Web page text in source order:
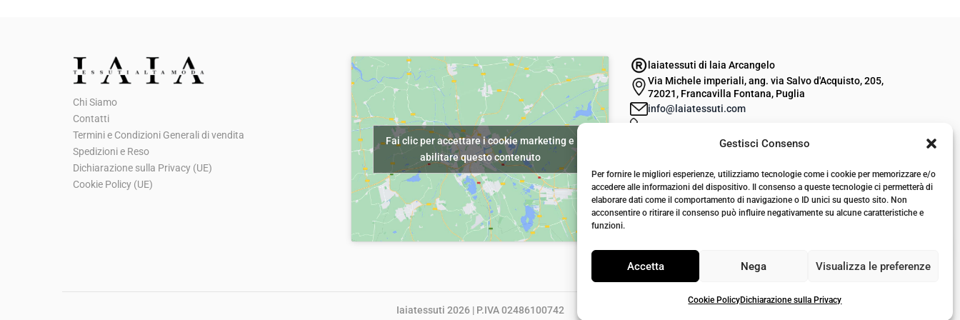
Gestisci Consenso
Per fornire le migliori esperienze, utilizziamo tecnologie come i cookie per memorizzare e/o
accedere alle informazioni del dispositivo. Il consenso a queste tecnologie ci permetterà di
elaborare dati come il comportamento di navigazione o ID unici su questo sito. Non
acconsentire o ritirare il consenso può influire negativamente su alcune caratteristiche e
funzioni.
Accetta Nega Visualizza le preferenze
Cookie PolicyDichiarazione sulla Privacy
z
o
r
i
i
n
a
l
t
t
l
e
è
5
Chi Siamo
Contatti
Termini e Condizioni Generali di vendita
Spedizioni e Reso
Dichiarazione sulla Privacy (UE)
Cookie Policy (UE)
Fai clic per accettare i cookie marketing e
abilitare questo contenuto
laiatessuti di laia Arcangelo
Via Michele imperiali, ang. via Salvo d'Acquisto, 205,
72021, Francavilla Fontana, Puglia
info@laiatessuti.com
P.IVA 02486100742
Iaiatessuti 2026 | P.IVA 02486100742